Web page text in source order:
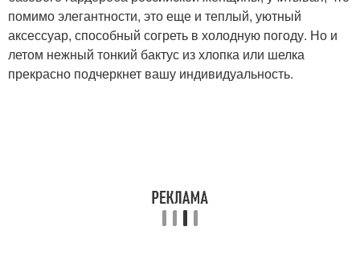
помимо элегантности, это еще и теплый, уютный
аксессуар, способный согреть в холодную погоду. Но и
летом нежный тонкий бактус из хлопка или шелка
прекрасно подчеркнет вашу индивидуальность.